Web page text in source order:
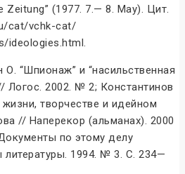
Zeitung” (1977. 7.— 8. May). Цит.
cat/vchk-cat/
ideologies.html.
“Шпионаж” и “насильственная
Логос. 2002. № 2; Константинов
творчестве и идейном
// Наперекор (альманах). 2000
по этому делу
1994. № 3. С. 234—